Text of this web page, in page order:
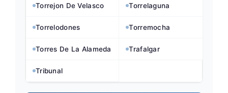
Torrejon De Velasco Torrelaguna
Torrelodones Torremocha
Torres De La Alameda Trafalgar
Tribunal